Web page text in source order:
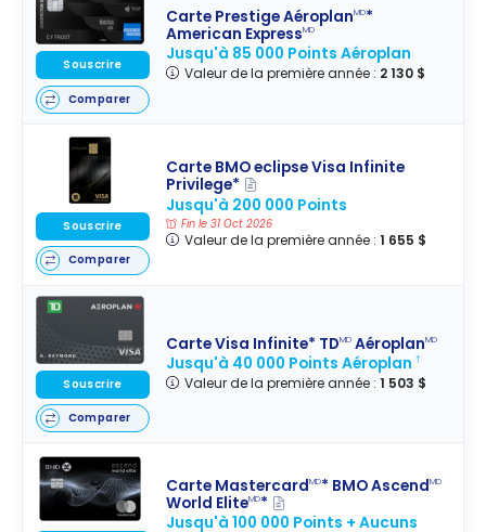
Carte Prestige AéroplanMD*
American ExpressMD
Jusqu'à 85 000 Points Aéroplan
Valeur de la première année : 2 130 $
Souscrire
Comparer
Carte BMO eclipse Visa Infinite
Privilege*
Jusqu'à 200 000 Points
Fin le 31 Oct 2026
Valeur de la première année : 1 655 $
Souscrire
Comparer
Carte Visa Infinite* TDMD AéroplanMD
Jusqu'à 40 000 Points Aéroplan†
Valeur de la première année : 1 503 $
Souscrire
Comparer
Carte MastercardMD* BMO AscendMD
World EliteMD*
Jusqu'à 100 000 Points + Aucuns